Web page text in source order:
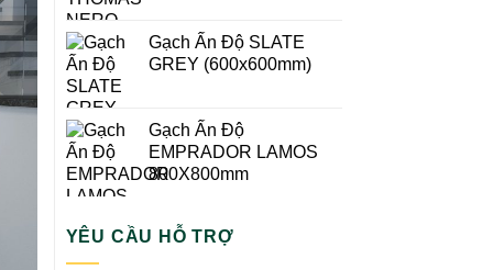
Gạch Ấn Độ SLATE
GREY (600x600mm)
Gạch Ấn Độ
EMPRADOR LAMOS
800X800mm
YÊU CẦU HỖ TRỢ